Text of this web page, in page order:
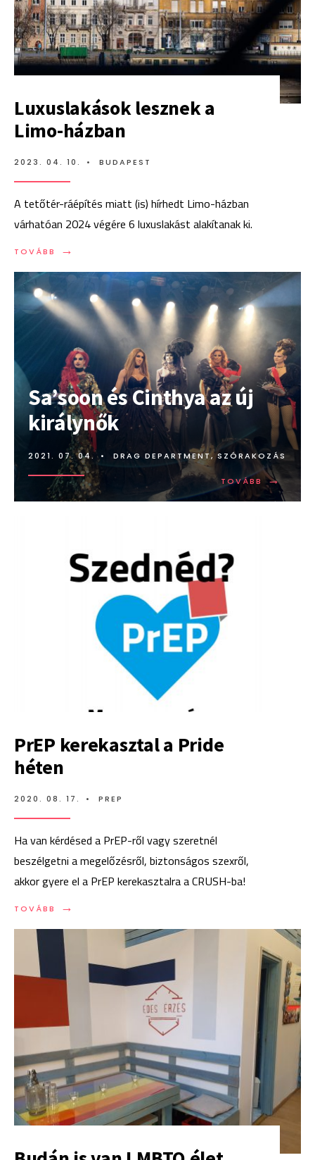
Luxuslakások lesznek a
Limo-házban
2023. 04. 10. • BUDAPEST
A tetőtér-ráépítés miatt (is) hírhedt Limo-házban
várhatóan 2024 végére 6 luxuslakást alakítanak ki.
TOVÁBB →
TOVÁBB:
LESZNEK
LIMO-
HÁZBAN
Sa’soon és Cinthya az új
királynők
2021. 07. 04. • DRAG DEPARTMENT,SZÓRAKOZÁS
TOVÁBB →
TOVÁBB:
SA’SOON
ÉS
PrEP kerekasztal a Pride
héten
2020. 08. 17. • PREP
Ha van kérdésed a PrEP-ről vagy szeretnél
beszélgetni a megelőzésről, biztonságos szexről,
akkor gyere el a PrEP kerekasztalra a CRUSH-ba!
TOVÁBB →
TOVÁBB:
KEREKASZTAL
PRIDE
HÉTEN